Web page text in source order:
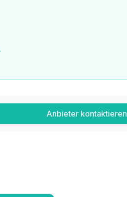
Anbieter kontaktieren